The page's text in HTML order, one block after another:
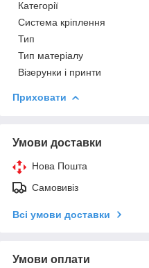
Категорії
Система кріплення
Тип
Тип матеріалу
Візерунки і принти
Приховати
Умови доставки
Нова Пошта
Самовивіз
Всі умови доставки
Умови оплати